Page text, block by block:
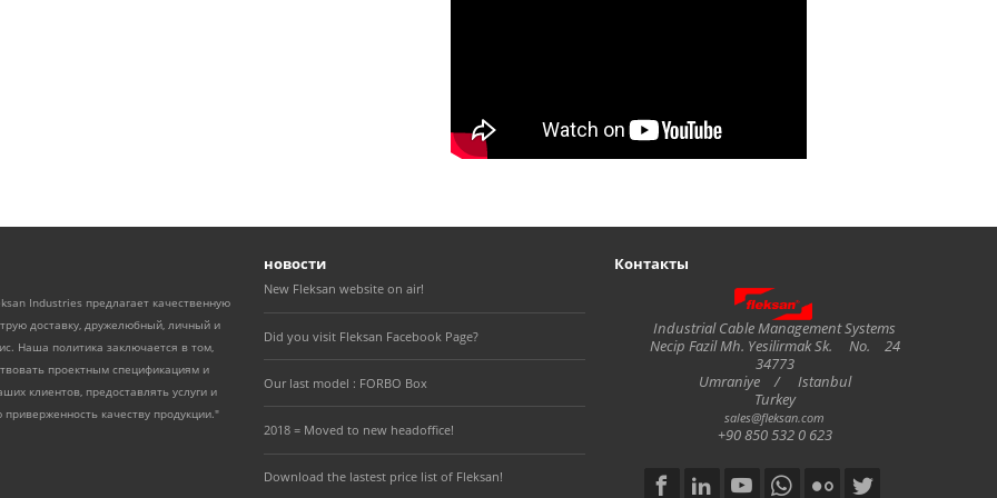
Industries предлагает качественную
доставку, дружелюбный, личный и
Наша политика заключается в том,
проектным спецификациям и
клиентов, предоставлять услуги и
качеству продукции."
новости
New Fleksan website on air!
Did you visit Fleksan Facebook Page?
Our last model : FORBO Box
2018 = Moved to new headoffice!
Download the lastest price list of Fleksan!
Контакты
Industrial Cable Management Systems
Necip Fazil Mh. Yesilirmak Sk.
No.
24
34773
Umraniye
/
Istanbul
Turkey
sales@fleksan.com
+90 850 532 0 623
Social